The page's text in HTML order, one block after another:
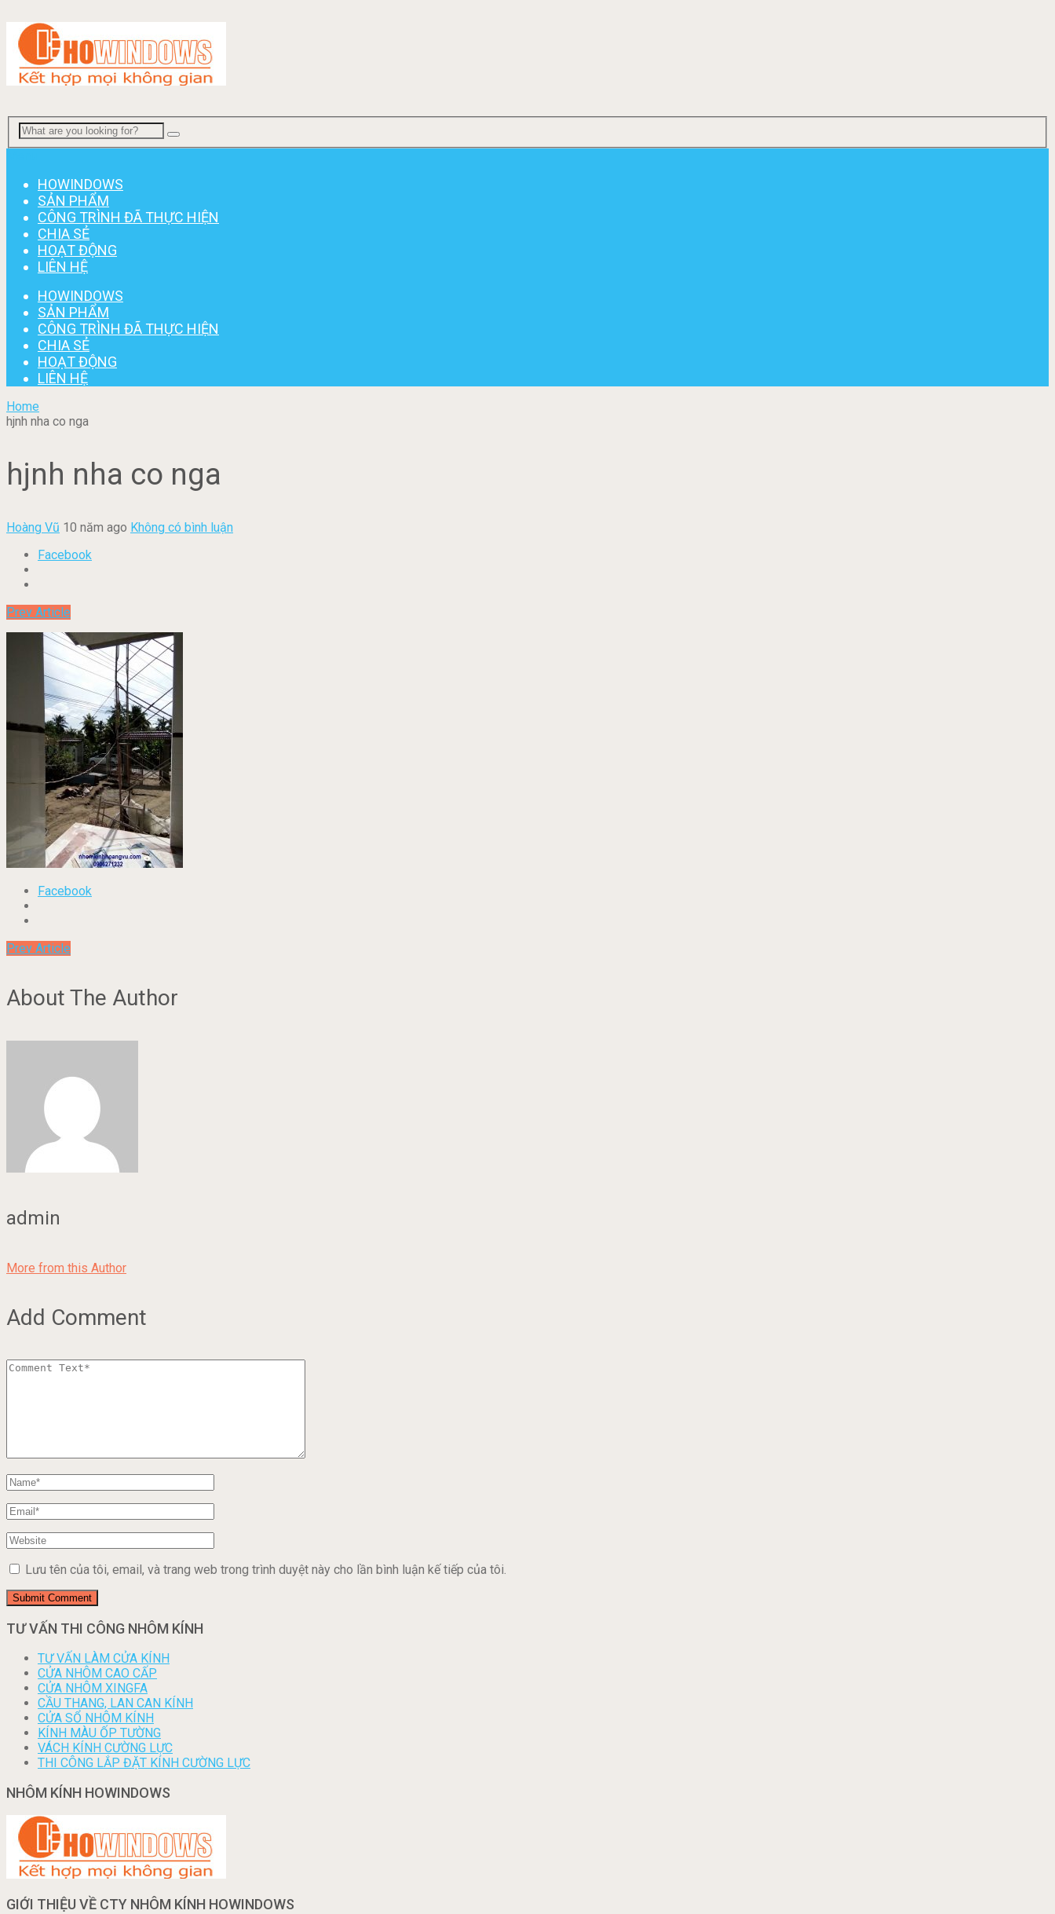
HOWINDOWS
SẢN PHẨM
CÔNG TRÌNH ĐÃ THỰC HIỆN
CHIA SẺ
HOẠT ĐỘNG
LIÊN HỆ
HOWINDOWS
SẢN PHẨM
CÔNG TRÌNH ĐÃ THỰC HIỆN
CHIA SẺ
HOẠT ĐỘNG
LIÊN HỆ
Home
hjnh nha co nga
hjnh nha co nga
Hoàng Vũ 10 năm ago Không có bình luận
Facebook
Prev Article
Facebook
Prev Article
About The Author
admin
More from this Author
Add Comment
Lưu tên của tôi, email, và trang web trong trình duyệt này cho lần bình luận kế tiếp của tôi.
TƯ VẤN THI CÔNG NHÔM KÍNH
TƯ VẤN LÀM CỬA KÍNH
CỬA NHÔM CAO CẤP
CỬA NHÔM XINGFA
CẦU THANG, LAN CAN KÍNH
CỬA SỔ NHÔM KÍNH
KÍNH MÀU ỐP TƯỜNG
VÁCH KÍNH CƯỜNG LỰC
THI CÔNG LẮP ĐẶT KÍNH CƯỜNG LỰC
NHÔM KÍNH HOWINDOWS
GIỚI THIỆU VỀ CTY NHÔM KÍNH HOWINDOWS